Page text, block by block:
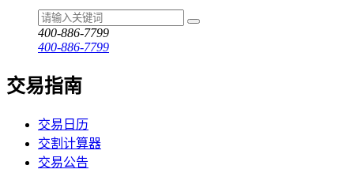
400-886-7799
400-886-7799
交易指南
交易日历
交割计算器
交易公告